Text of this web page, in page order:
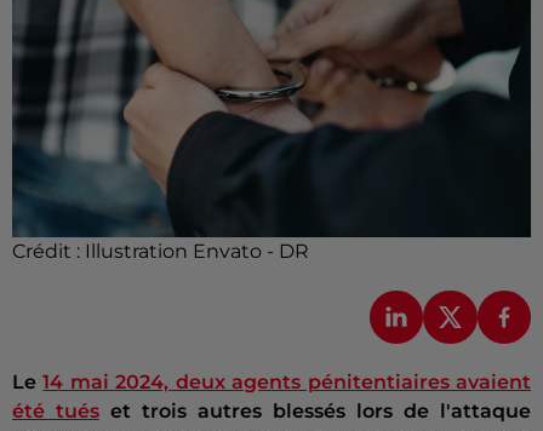
Crédit : Illustration Envato - DR
Le14 mai 2024, deux agents pénitentiaires avaient
été tués et trois autres blessés lors de l'attaque